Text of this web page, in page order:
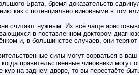
Брата, бремя доказательств
как с потенциально виновными в том
считают нужным. Их всё чаще
в поставленном доктором
и, в большинстве случаев, они
силы могут ворваться в
правительственные чиновники
на заднем дворе, то вы перестаёте